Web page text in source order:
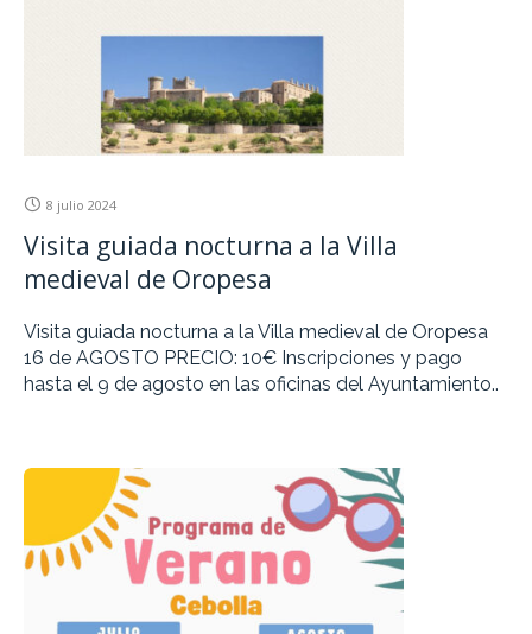
8 julio 2024
Visita guiada nocturna a la Villa
medieval de Oropesa
Visita guiada nocturna a la Villa medieval de Oropesa
16 de AGOSTO PRECIO: 10€ Inscripciones y pago
hasta el 9 de agosto en las oficinas del Ayuntamiento..